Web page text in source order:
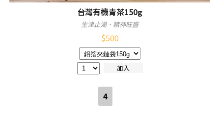
台灣有機青茶150g
生津止渴、精神旺盛
$500
加入
4